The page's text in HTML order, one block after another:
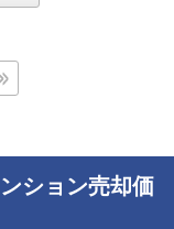
ション売却価